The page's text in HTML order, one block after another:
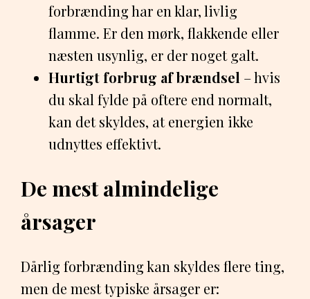
forbrænding har en klar, livlig
flamme. Er den mørk, flakkende eller
næsten usynlig, er der noget galt.
Hurtigt forbrug af brændsel – hvis
du skal fylde på oftere end normalt,
kan det skyldes, at energien ikke
udnyttes effektivt.
De mest almindelige
årsager
Dårlig forbrænding kan skyldes flere ting,
men de mest typiske årsager er: